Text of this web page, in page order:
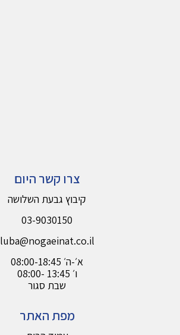
צרו קשר היום
קיבוץ גבעת השלושה
03-9030150
luba@nogaeinat.co.il
א׳-ה׳ 08:00-18:45
08:00- 13:45 ו׳
שבת סגור
מפת האתר